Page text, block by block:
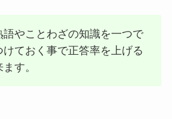
語やことわざの知識を一つで
けておく事で正答率を上げる
す。